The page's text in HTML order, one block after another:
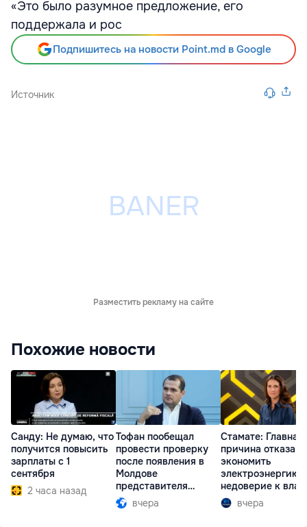
«Это было разумное предложение, его
поддержала и рос
Подпишитесь на новости Point.md в Google
Источник
Разместить рекламу на сайте
Похожие новости
Санду: Не думаю, что
получится повысить
зарплаты с 1
сентября
2 часа назад
Тофан пообещал
провести проверку
после появления в
Молдове
представителя
Южной Осетии
вчера
Стамате: Главная
причина отказа
экономить
электроэнергию
недоверие к
вчера